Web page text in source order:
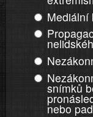
Mediální
snímků
nebo